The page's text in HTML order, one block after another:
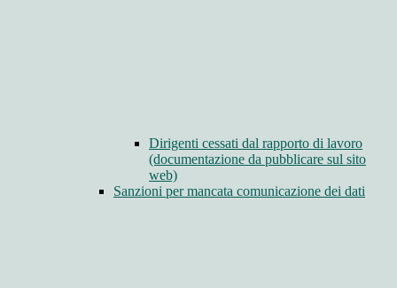
Dirigenti cessati dal rapporto di lavoro
(documentazione da pubblicare sul sito
web)
Sanzioni per mancata comunicazione dei dati